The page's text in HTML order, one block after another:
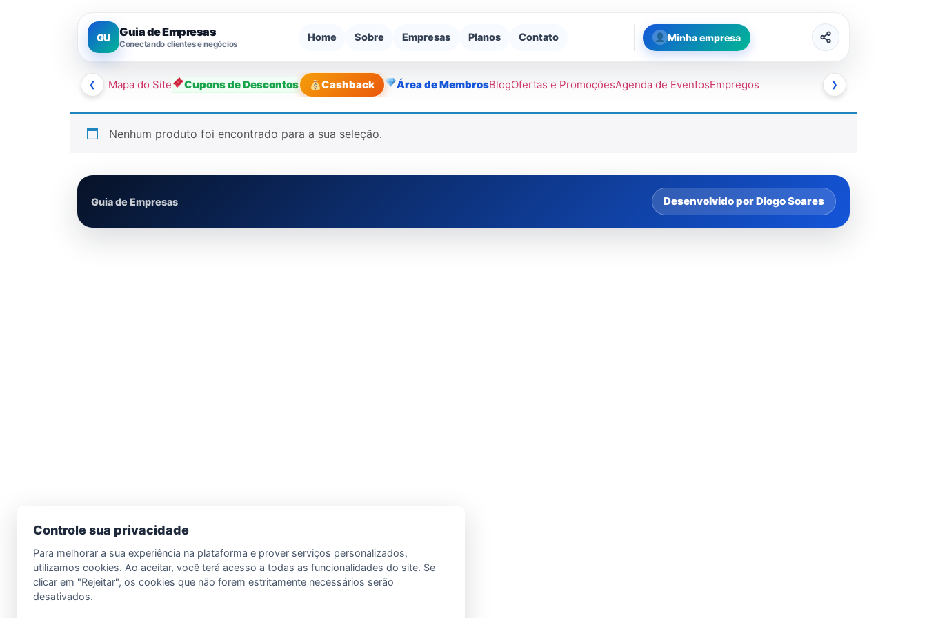
GU Guia de Empresas
Conectando clientes e negócios
Home Sobre Empresas Planos Contato Minha empresa
❮ Mapa do Site Cupons de Descontos Cashback Área de MembrosBlogOfertas e PromoçõesAgenda de EventosEmpregos ❯
Nenhum produto foi encontrado para a sua seleção.
Guia de Empresas Desenvolvido por Diogo Soares
Controle sua privacidade
Para melhorar a sua experiência na plataforma e prover serviços personalizados,
utilizamos cookies. Ao aceitar, você terá acesso a todas as funcionalidades do site. Se
clicar em "Rejeitar", os cookies que não forem estritamente necessários serão
desativados.